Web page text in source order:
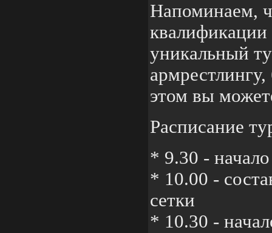
Напоминаем,
квалификации
уникальный
этом вы
Расписание
* 9.30 -
* 10.00 -
сетки
* 10.30 -